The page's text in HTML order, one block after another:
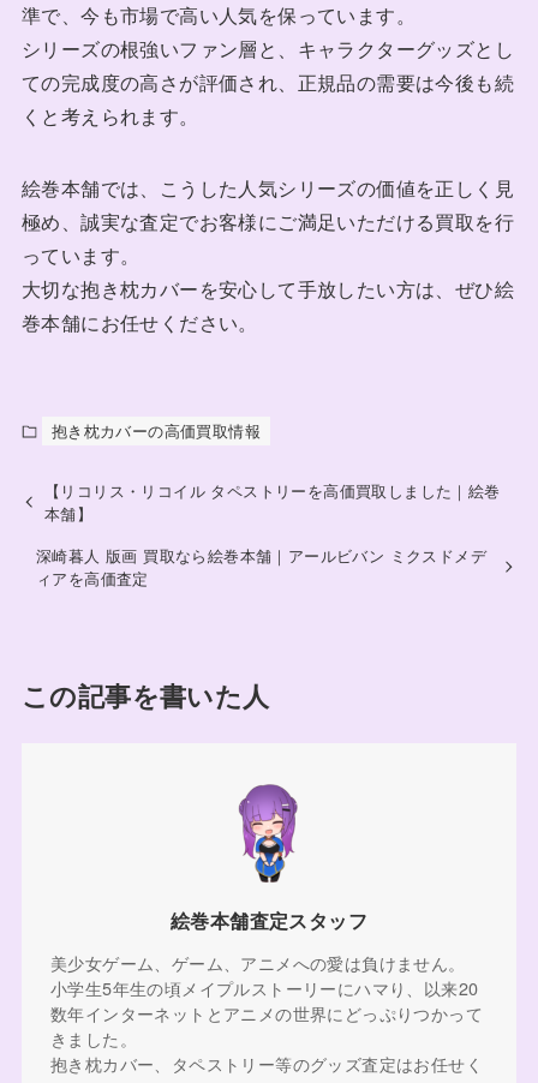
準で、今も市場で高い人気を保っています。
シリーズの根強いファン層と、キャラクターグッズとし
ての完成度の高さが評価され、正規品の需要は今後も続
くと考えられます。
絵巻本舗では、こうした人気シリーズの価値を正しく見
極め、誠実な査定でお客様にご満足いただける買取を行
っています。
大切な抱き枕カバーを安心して手放したい方は、ぜひ絵
巻本舗にお任せください。
抱き枕カバーの高価買取情報
【リコリス・リコイル タペストリーを高価買取しました｜絵巻
本舗】
深崎暮人 版画 買取なら絵巻本舗｜アールビバン ミクスドメデ
ィアを高価査定
この記事を書いた人
絵巻本舗査定スタッフ
美少女ゲーム、ゲーム、アニメへの愛は負けません。
小学生5年生の頃メイプルストーリーにハマり、以来20
数年インターネットとアニメの世界にどっぷりつかって
きました。
抱き枕カバー、タペストリー等のグッズ査定はお任せく